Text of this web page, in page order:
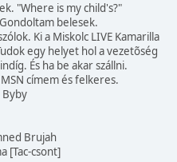
"Where is my child's?"
belesek.
Ki a Miskolc LIVE Kamarilla
egy helyet hol a vezetõség
És ha be akar szállni.
címem és felkeres.
Byby
Brujah
[Tac-csont]